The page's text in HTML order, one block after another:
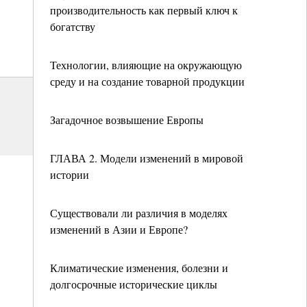
производительность как первый ключ к
богатству
Технологии, влияющие на окружающую
среду и на создание товарной продукции
Загадочное возвышение Европы
ГЛАВА 2. Модели изменений в мировой
истории
Существовали ли различия в моделях
изменений в Азии и Европе?
Климатические изменения, болезни и
долгосрочные исторические циклы